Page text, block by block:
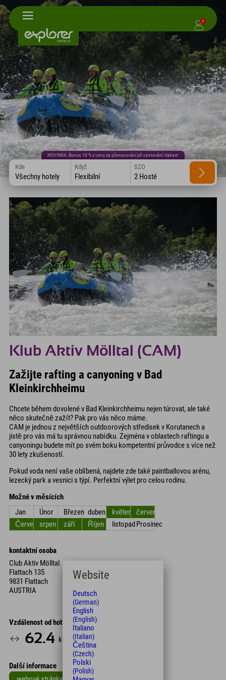
1
NOVINKA: Bonus 10 % z ceny za přenocování při cestování vlakem
Kde
Všechny hotely
Když
Flexibilní
SZO
2 Hosté
Klub Aktiv Mölltal (CAM)
Zažijte rafting a canyoning v Bad
Kleinkirchheimu
Chcete během dovolené v Bad Kleinkirchheimu nejen túrovat, ale také
něco skutečně zažít? Pak pro vás něco máme.
CAM je jednou z největších outdoorových středisek v Korutanech a
jistě pro vás má tu správnou nabídku. Zejména v oblastech raftingu a
canyoningu budete mít po svém boku kompetentní průvodce s více než
30 lety zkušeností.
Pokud voda není vaše oblíbená, najdete zde také paintballovou arénu,
lezecký park a vesnici s týpí. Perfektní výlet pro celou rodinu.
Možné v měsících
Jan
Únor Březen duben květen
červen
Červenecsrpen září Říjen listopadProsinec
kontaktní osoba
Club Aktiv Mölltal
Flattach 135
9831 Flattach
AUSTRIA
Vzdálenost od hotelu
62.4 km 65
Další informace
Website
Deutsch
(German)
English
(English)
Italiano
(Italian)
Čeština
(Czech)
Polski
(Polish)